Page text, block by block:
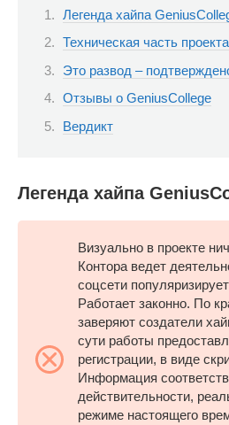
Легенда хайпа
Техническая часть проекта
Это развод –
Отзывы о GeniusCollege
Вердикт
Легенда хайпа
Визуально в проекте
Контора ведет
соцсети
Работает законно. По
заверяют создатели
сути работы
регистрации, в виде
Информация
действительности,
режиме настоящего